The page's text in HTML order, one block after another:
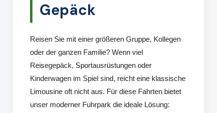
Gepäck
Reisen Sie mit einer größeren Gruppe, Kollegen
oder der ganzen Familie? Wenn viel
Reisegepäck, Sportausrüstungen oder
Kinderwagen im Spiel sind, reicht eine klassische
Limousine oft nicht aus. Für diese Fahrten bietet
unser moderner Fuhrpark die ideale Lösung: